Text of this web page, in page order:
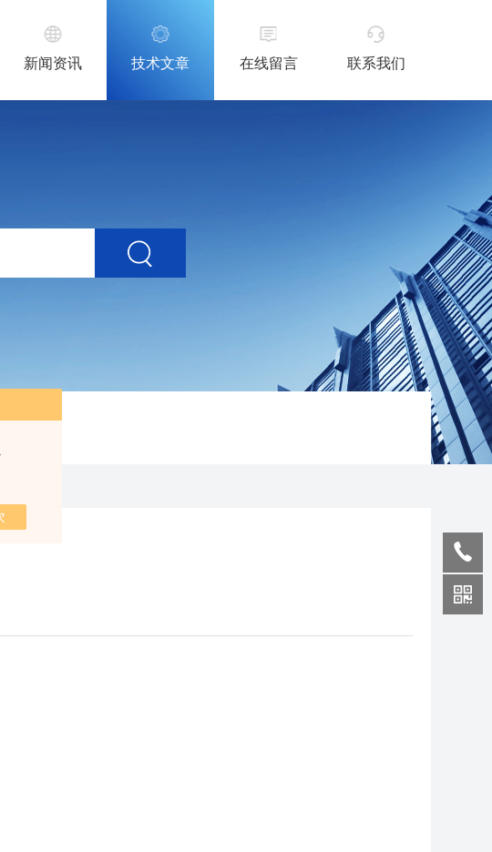
新闻资讯 技术文章 在线留言 联系我们